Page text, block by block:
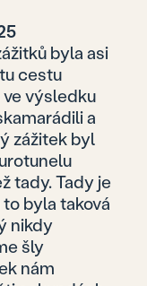
byla asi
cestu
ve výsledku
a
zážitek byl
tady. Tady je
byla taková
nikdy
šly
nám